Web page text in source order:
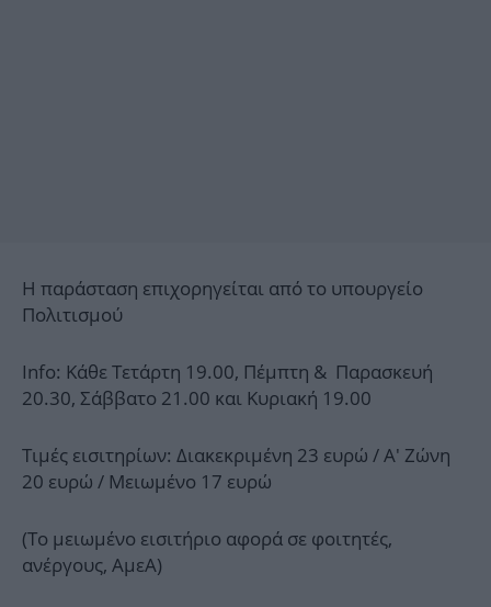
Η παράσταση επιχορηγείται από το υπουργείο
Πολιτισμού
Info: Κάθε Τετάρτη 19.00, Πέμπτη & Παρασκευή
20.30, Σάββατο 21.00 και Κυριακή 19.00
Τιμές εισιτηρίων: Διακεκριμένη 23 ευρώ / Α' Ζώνη
20 ευρώ / Μειωμένο 17 ευρώ
(Το μειωμένο εισιτήριο αφορά σε φοιτητές,
ανέργους, ΑμεΑ)